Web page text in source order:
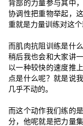
背部的力量参与其中
协调性把重物举起，
重就是力量训练对这
而肌肉抗阻训练是什
稍后我也会和大家讲
以一种较快的速度推
点是什么呢？就是说
几乎不动的。
而这个动作我们练的
分，他呢就是把力量